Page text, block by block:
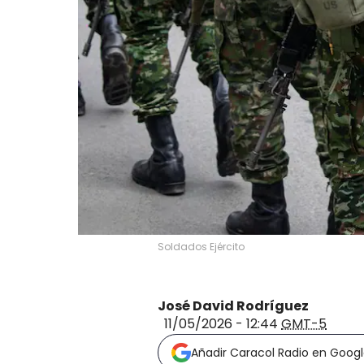
Soldados Ejército
José David Rodríguez
11/05/2026 - 12:44 GMT-5
Añadir Caracol Radio en